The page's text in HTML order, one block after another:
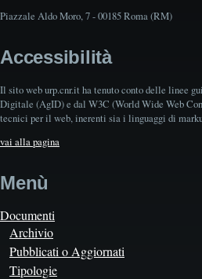
Piazzale Aldo Moro, 7 - 00185 Roma (RM)
Accessibilità
Il sito web urp.cnr.it ha tenuto conto delle linee
Digitale (AgID) e dal W3C (World Wide Web
tecnici per il web, inerenti sia i linguaggi di
vai alla pagina
Menù
Documenti
Archivio
Pubblicati o Aggiornati
Tipologie